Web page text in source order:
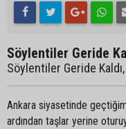
Söylentiler Geride
Söylentiler Geride
Ankara siyasetinde
ardından taşlar yerine